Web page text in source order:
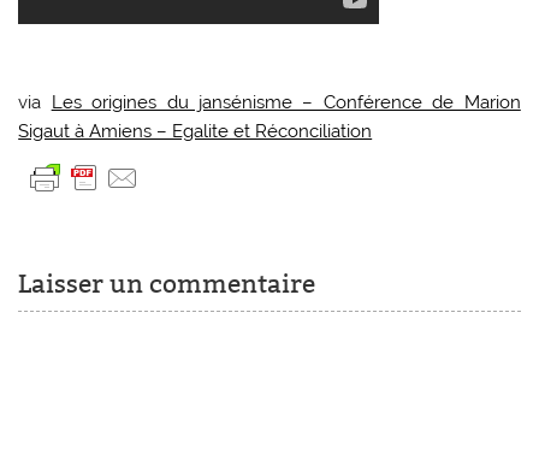
via
Les origines du jansénisme – Conférence de Marion
Sigaut à Amiens – Egalite et Réconciliation
Laisser un commentaire